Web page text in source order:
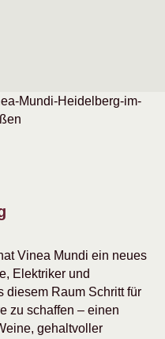
Vinea Mundi ein neues
Elektriker und
diesem Raum Schritt für
zu schaffen – einen
gehaltvoller